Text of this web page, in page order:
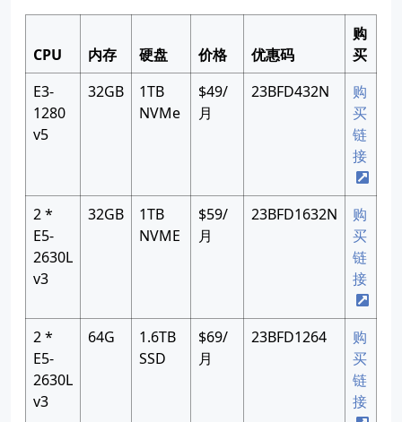
CPU 内存 硬盘 价格 优惠码
购
买
E3-
1280
v5
32GB
1TB
NVMe
$49/
月
23BFD432N
购
买
链
接
2 *
E5-
2630L
v3
32GB
1TB
NVME
$59/
月
23BFD1632N
购
买
链
接
2 *
E5-
2630L
v3
64G
1.6TB
SSD
$69/
月
23BFD1264
购
买
链
接